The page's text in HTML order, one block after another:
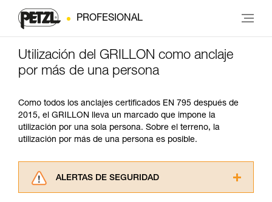
PROFESIONAL
Utilización del GRILLON como anclaje
por más de una persona
Como todos los anclajes certificados EN 795 después de
2015, el GRILLON lleva un marcado que impone la
utilización por una sola persona. Sobre el terreno, la
utilización por más de una persona es posible.
ALERTAS DE SEGURIDAD